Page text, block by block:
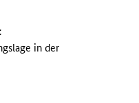
in der